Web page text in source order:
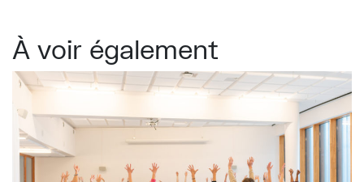
À voir également